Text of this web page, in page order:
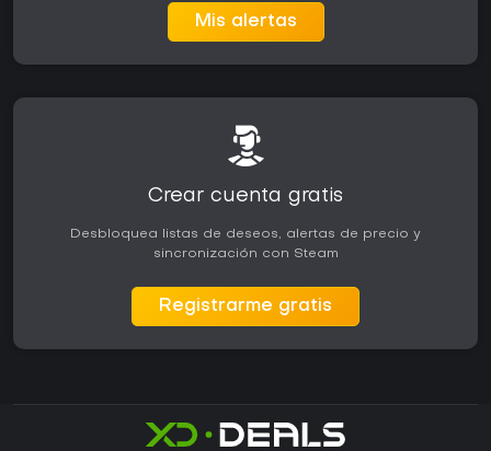
Mis alertas
Crear cuenta gratis
Desbloquea listas de deseos, alertas de precio y
sincronización con Steam
Registrarme gratis